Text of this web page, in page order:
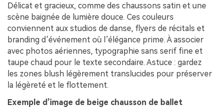
Délicat et gracieux, comme des chaussons satin et une
scène baignée de lumière douce. Ces couleurs
conviennent aux studios de danse, flyers de récitals et
branding d’événement où l’élégance prime. À associer
avec photos aériennes, typographie sans serif fine et
taupe chaud pour le texte secondaire. Astuce : gardez
les zones blush légèrement translucides pour préserver
la légèreté et le flottement.
Exemple d’image de beige chausson de ballet